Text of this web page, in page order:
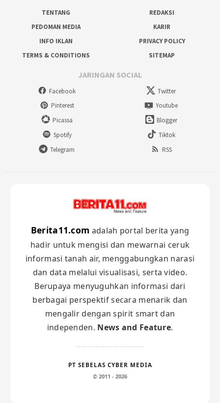
TENTANG
REDAKSI
PEDOMAN MEDIA
KARIR
INFO IKLAN
PRIVACY POLICY
TERMS & CONDITIONS
SITEMAP
JARINGAN SOCIAL
Facebook
Twitter
Pinterest
Youtube
Picassa
Blogger
Spotify
Tiktok
Telegram
RSS
Berita11.com adalah portal berita yang
hadir untuk mengisi dan mewarnai ceruk
informasi tanah air, menggabungkan narasi
dan data melalui visualisasi, serta video.
Berupaya menyuguhkan informasi dari
berbagai perspektif secara menarik dan
mengalir dengan spirit smart dan
independen. News and Feature.
PT SEBELAS CYBER MEDIA
© 2011 - 2026